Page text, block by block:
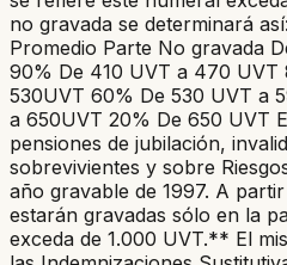
no gravada se determinará
Promedio Parte No gravada
90% De 410 UVT a 470
530UVT 60% De 530 UVT a
a 650UVT 20% De 650 UVT
pensiones de jubilación,
sobrevivientes y sobre
año gravable de 1997. A
estarán gravadas sólo en la
exceda de 1.000 UVT.** El